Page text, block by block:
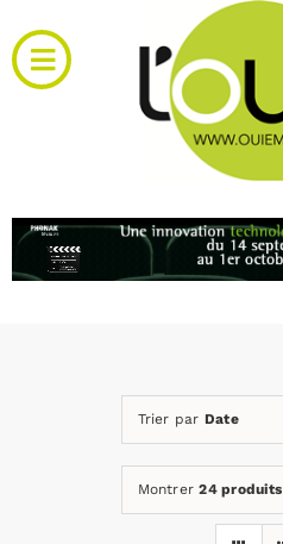
au
contenu
Toggle
Navigation
RH et emploi
Trier par Date
Montrer24 produits